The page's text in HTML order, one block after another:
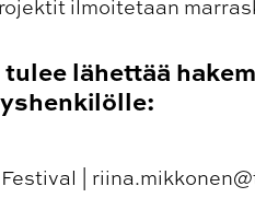
ilmoitetaan
lähettää
|